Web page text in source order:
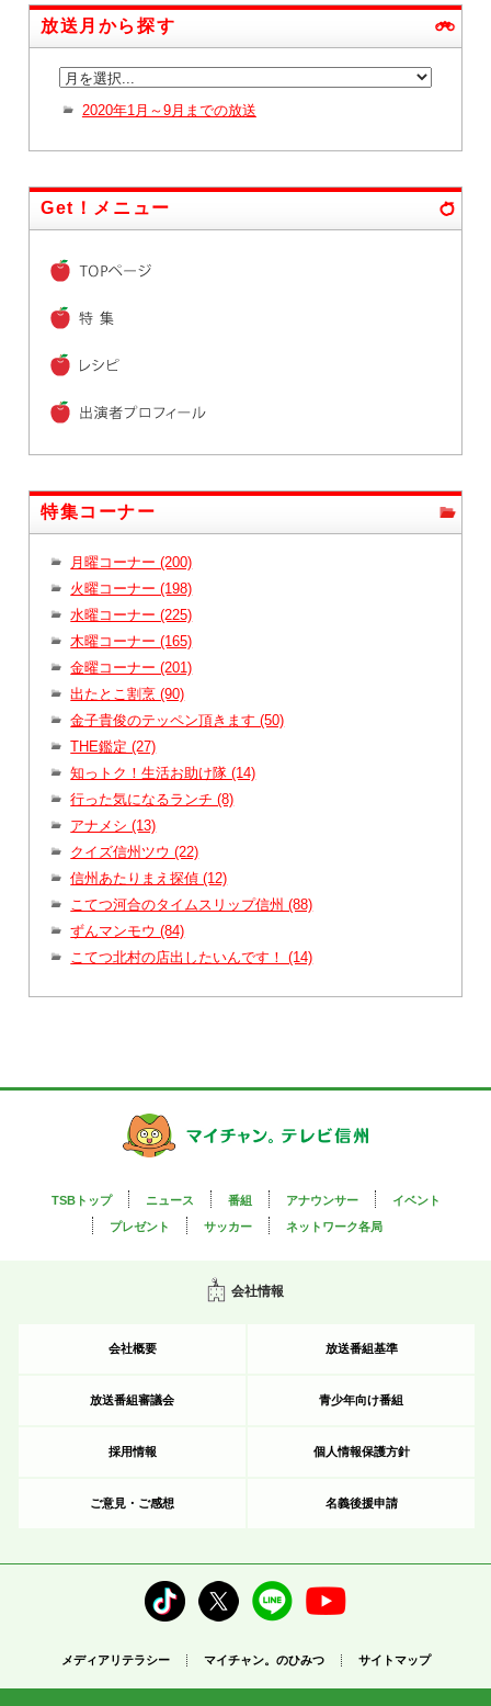
放送月から探す
2020年1月～9月までの放送
Get！メニュー
特集コーナー
月曜コーナー (200)
火曜コーナー (198)
水曜コーナー (225)
木曜コーナー (165)
金曜コーナー (201)
出たとこ割烹 (90)
金子貴俊のテッペン頂きます (50)
THE鑑定 (27)
知っトク！生活お助け隊 (14)
行った気になるランチ (8)
アナメシ (13)
クイズ信州ツウ (22)
信州あたりまえ探偵 (12)
こてつ河合のタイムスリップ信州 (88)
ずんマンモウ (84)
こてつ北村の店出したいんです！ (14)
TSBトップ ニュース 番組 アナウンサー
イベント
プレゼント
サッカー ネットワーク各局
会社情報
会社概要 放送番組基準
放送番組審議会 青少年向け番組
採用情報 個人情報保護方針
ご意見・ご感想 名義後援申請
メディアリテラシー マイチャン。のひみつ サイトマップ